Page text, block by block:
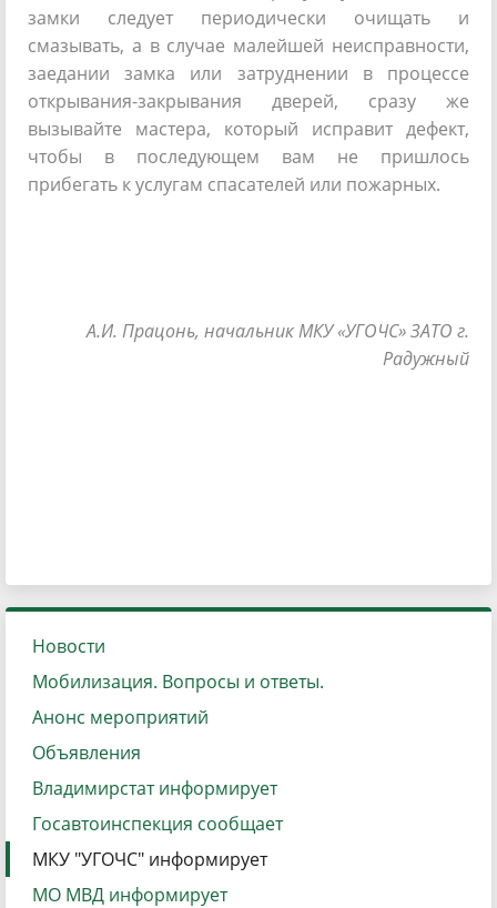
замки следует периодически очищать и
смазывать, а в случае малейшей неисправности,
заедании замка или затруднении в процессе
открывания-закрывания дверей, сразу же
вызывайте мастера, который исправит дефект,
чтобы в последующем вам не пришлось
прибегать к услугам спасателей или пожарных.
А.И. Працонь, начальник МКУ «УГОЧС» ЗАТО г.
Радужный
Новости
Мобилизация. Вопросы и ответы.
Анонс мероприятий
Объявления
Владимирстат информирует
Госавтоинспекция сообщает
МКУ "УГОЧС" информирует
МО МВД информирует